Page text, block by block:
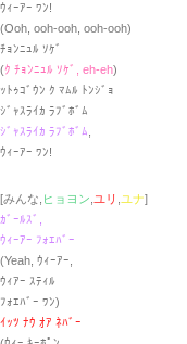
ｳｨｰｱｰ ﾜﾝ!
(Ooh, ooh-ooh, ooh-ooh)
ﾁｮﾝﾆｭﾙ ｿｹﾞ
(ｸ ﾁｮﾝﾆｭﾙ ｿｹﾞ, eh-eh)
ｯﾄｩｺﾞｳﾝ ｸ ﾏﾑﾙ ﾄﾝｼﾞｮ
ｼﾞｬｽﾗｲｶ ﾗﾌﾞﾎﾞﾑ
ｼﾞｬｽﾗｲｶ ﾗﾌﾞﾎﾞﾑ
ｳｨｰｱｰ ﾜﾝ!
[みんな, ヒョヨン ユリ ユナ]
ｶﾞｰﾙｽﾞ,
ｳｨｰｱｰ ﾌｫｴﾊﾞｰ
(Yeah, ｳｨｰｱｰ,
ｳｨｱｰ ｽﾃｨﾙ
ﾌｫｴﾊﾞｰ ﾜﾝ)
ｲｯﾂ ﾅｳ ｵｱ ﾈﾊﾞｰ